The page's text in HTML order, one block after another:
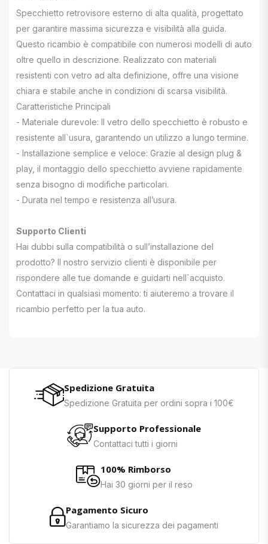
Specchietto retrovisore esterno di alta qualità, progettato
per garantire massima sicurezza e visibilità alla guida.
Questo ricambio è compatibile con numerosi modelli di auto
oltre quello in descrizione. Realizzato con materiali
resistenti con vetro ad alta definizione, offre una visione
chiara e stabile anche in condizioni di scarsa visibilità.
Caratteristiche Principali
- Materiale durevole: Il vetro dello specchietto è robusto e
resistente all`usura, garantendo un utilizzo a lungo termine.
- Installazione semplice e veloce: Grazie al design plug &
play, il montaggio dello specchietto avviene rapidamente
senza bisogno di modifiche particolari.
- Durata nel tempo e resistenza all’usura.
Supporto Clienti
Hai dubbi sulla compatibilità o sull’installazione del
prodotto? Il nostro servizio clienti è disponibile per
rispondere alle tue domande e guidarti nell`acquisto.
Contattaci in qualsiasi momento: ti aiuteremo a trovare il
ricambio perfetto per la tua auto.
Spedizione Gratuita
Spedizione Gratuita per ordini sopra i 100€
Supporto Professionale
Contattaci tutti i giorni
100% Rimborso
Hai 30 giorni per il reso
Pagamento Sicuro
Garantiamo la sicurezza dei pagamenti